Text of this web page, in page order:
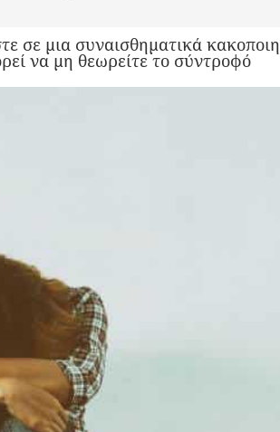
σε μια συναισθηματικά
να μη θεωρείτε το σύντροφό